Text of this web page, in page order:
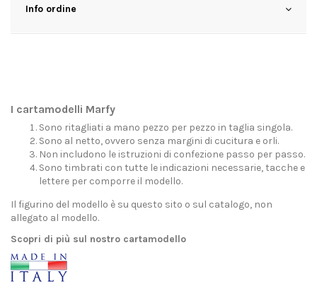
Info ordine
I cartamodelli Marfy
Sono ritagliati a mano pezzo per pezzo in taglia singola.
Sono al netto, ovvero senza margini di cucitura e orli.
Non includono le istruzioni di confezione passo per passo.
Sono timbrati con tutte le indicazioni necessarie, tacche e
lettere per comporre il modello.
Il figurino del modello è su questo sito o sul catalogo, non
allegato al modello.
Scopri di più sul nostro cartamodello